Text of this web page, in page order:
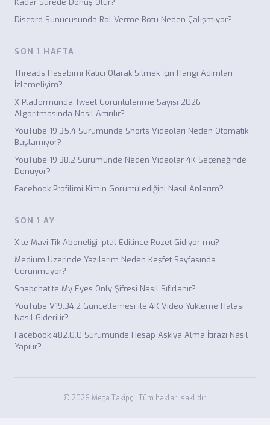
Kadar Sürede Dönüş Olur?
Discord Sunucusunda Rol Verme Botu Neden Çalışmıyor?
SON 1 HAFTA
Threads Hesabımı Kalıcı Olarak Silmek İçin Hangi Adımları
İzlemeliyim?
X Platformunda Tweet Görüntülenme Sayısı 2026
Algoritmasında Nasıl Artırılır?
YouTube 19.35.4 Sürümünde Shorts Videoları Neden Otomatik
Başlamıyor?
YouTube 19.38.2 Sürümünde Neden Videolar 4K Seçeneğinde
Donuyor?
Facebook Profilimi Kimin Görüntülediğini Nasıl Anlarım?
SON 1 AY
X'te Mavi Tik Aboneliği İptal Edilince Rozet Gidiyor mu?
Medium Üzerinde Yazılarım Neden Keşfet Sayfasında
Görünmüyor?
Snapchat'te My Eyes Only Şifresi Nasıl Sıfırlanır?
YouTube V19.34.2 Güncellemesi ile 4K Video Yükleme Hatası
Nasıl Giderilir?
Facebook 482.0.0 Sürümünde Hesap Askıya Alma İtirazı Nasıl
Yapılır?
© 2026 Mega Takipçi. Tüm hakları saklıdır.